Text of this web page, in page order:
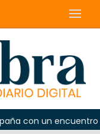
un encuentro